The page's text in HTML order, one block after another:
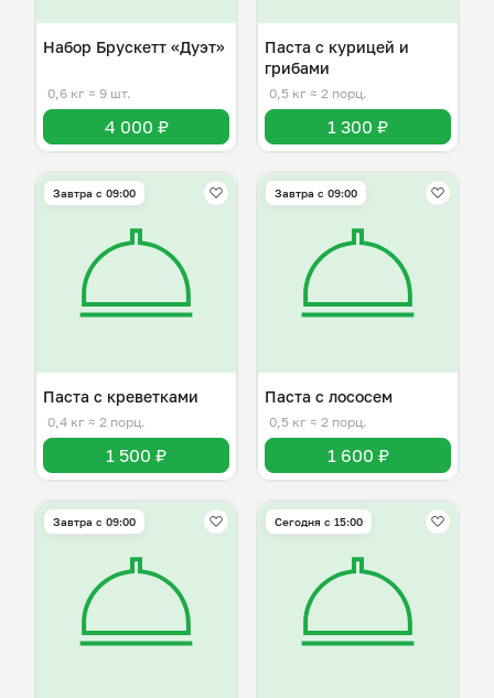
Набор Брускетт «Дуэт»
0,6 кг ≈ 9 шт.
4 000 ₽
Паста с курицей и
грибами
0,5 кг ≈ 2 порц.
1 300 ₽
Завтра c 09:00
Паста с креветками
0,4 кг ≈ 2 порц.
1 500 ₽
Завтра c 09:00
Паста с лососем
0,5 кг ≈ 2 порц.
1 600 ₽
Завтра c 09:00 Сегодня с 15:00